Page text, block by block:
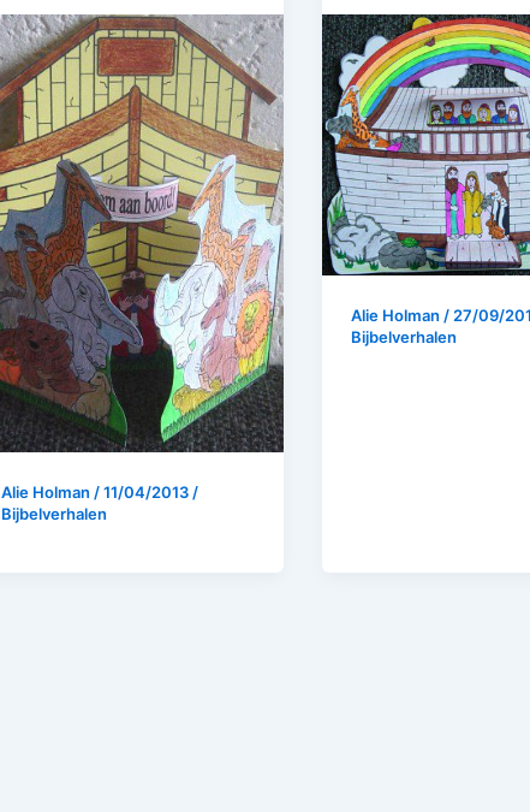
Alie Holman /11/04/2013/
Bijbelverhalen
Alie Holman / 27/09/
Bijbelverhalen